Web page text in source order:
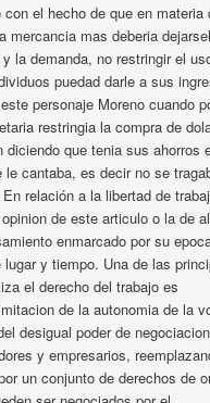
el hecho de que en materia
mercancia mas deberia
la demanda, no restringir el
puedad darle a sus
personaje Moreno cuando
restringia la compra de
diciendo que tenia sus ahorros
le cantaba, es decir no se
relación a la libertad de
de este articulo o la de
enmarcado por su
y tiempo. Una de las
el derecho del trabajo es
de la autonomia de la
desigual poder de
y empresarios,
un conjunto de derechos de